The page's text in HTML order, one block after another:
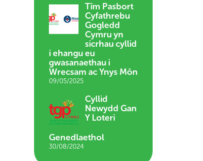
Tîm Pasbort
Cyfathrebu
Gogledd
Cymru yn
sicrhau cyllid
i ehangu eu
gwasanaethau i
Wrecsam ac Ynys Môn
09/05/2025
Cyllid
Newydd Gan
Y Loteri
Genedlaethol
30/08/2024